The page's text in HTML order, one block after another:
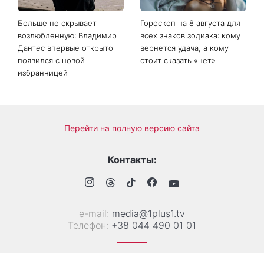
Больше не скрывает
возлюбленную: Владимир
Дантес впервые открыто
появился с новой
избранницей
Гороскоп на 8 августа для
всех знаков зодиака: кому
вернется удача, а кому
стоит сказать «нет»
Перейти на полную версию сайта
Контакты:
е-mail: media@1plus1.tv
Телефон: +38 044 490 01 01